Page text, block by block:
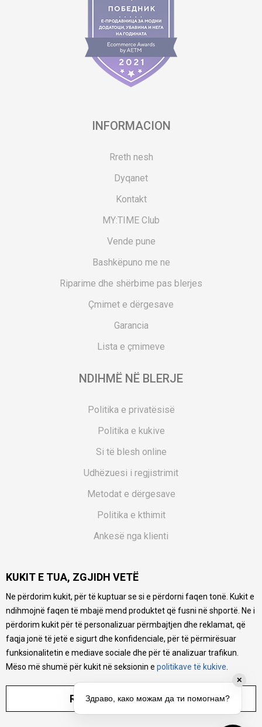
INFORMACION
Rreth nesh
Dyqanet
Kontakt
MY:TIME Club
Vende pune
Bashkëpuno me ne
Riparime dhe shërbime pas blerjes
Çmimet e dërgesave
Garancia
Lista e çmimeve
NDIHMË NË BLERJE
Politika e privatësisë
Politika e kukive
Si të blesh online
Udhëzuesi i regjistrimit
Metodat e dërgesave
Politika e kthimit
Ankesë nga klienti
Pyetjet më të shpeshta
Ne bëjmë çmos që të ofrojmë një përshkrim sa më të saktë
të produkteve tona, ofrojmë edhe foto e çmimin, por nuk
mund të garantojmë që informacioni është i plotë e pa
gabime. Të gjitha produktet janë pjesë e portfolios sonë, por
kjo nuk do të thotë se janë në gjendje në çdo çast.
KUKIT E TUA, ZGJIDH VETË
Ne përdorim kukit, për të kuptuar se si e përdorni faqen tonë. Kukit e
ndihmojnë faqen të mbajë mend produktet që fusni në shportë. Ne i
përdorim kukit për të personalizuar përmbajtjen dhe reklamat, që
faqja jonë të jetë e sigurt dhe konfidenciale, për të përmirësuar
funksionalitetin e mediave sociale dhe për të analizuar trafikun.
Mëso më shumë për kukit në seksionin e politikave të kukive
RREGULLO PARAMETRAT